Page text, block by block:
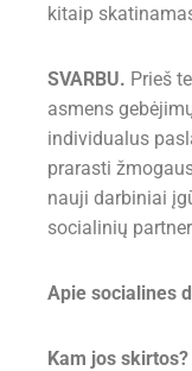
kitaip
SVARBU. Prieš
asmens
individualus
prarasti
nauji darbiniai
socialinių
Apie socialines
Kam jos skirtos?